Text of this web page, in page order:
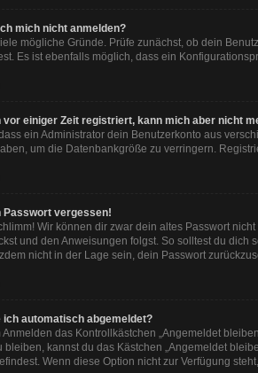
mich nicht anmelden?
mögliche Gründe. Prüfe zunächst, ob dein
Es ist ebenfalls möglich, dass ein
vor einiger Zeit registriert, kann mich aber nicht
ein Administrator dein Benutzerkonto aus
um die Datenbankgröße zu verringern.
Passwort vergessen!
Wir können dir zwar dein altes Passwort
und den Anweisungen folgst. So solltest du dich
nicht in der Lage sein, dein Passwort
ich automatisch abgemeldet?
das Kontrollkästchen „Angemeldet
bleiben, kannst du das Kästchen „Angemeldet
Wenn diese Option nicht zur Verfügung